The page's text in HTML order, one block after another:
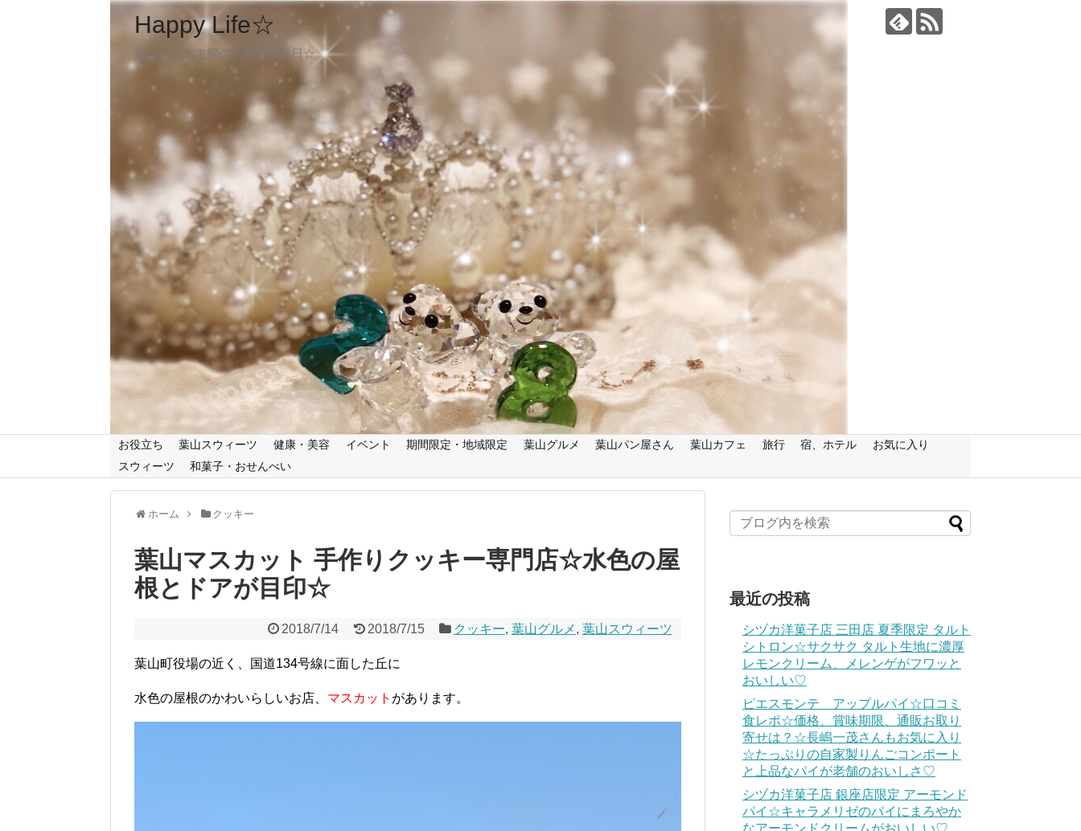
Happy Life☆
葉山に住む主婦のお菓子な毎日☆
お役立ち 葉山スウィーツ 健康・美容 イベント 期間限定・地域限定 葉山グルメ 葉山パン屋さん 葉山カフェ 旅行 宿、ホテル
お気に入り
スウィーツ
和菓子・おせんべい
ホーム クッキー
葉山マスカット 手作りクッキー専門店☆水色の屋
根とドアが目印☆
2018/7/14 2018/7/15 クッキー, 葉山グルメ , 葉山スウィーツ
葉山町役場の近く、国道134号線に面した丘に
水色の屋根のかわいらしいお店、 マスカット があります。
最近の投稿
シヅカ洋菓子店 三田店 夏季限定 タルト
シトロン☆サクサク タルト生地に濃厚
レモンクリーム、メレンゲがフワッと
おいしい♡
ピエスモンテ アップルパイ☆口コミ
食レポ☆価格、賞味期限、通販お取り
寄せは？☆長嶋一茂さんもお気に入り
☆たっぷりの自家製りんごコンポート
と上品なパイが老舗のおいしさ♡
シヅカ洋菓子店 銀座店限定 アーモンド
パイ☆キャラメリゼのパイにまろやか
なアーモンドクリームがおいしい♡